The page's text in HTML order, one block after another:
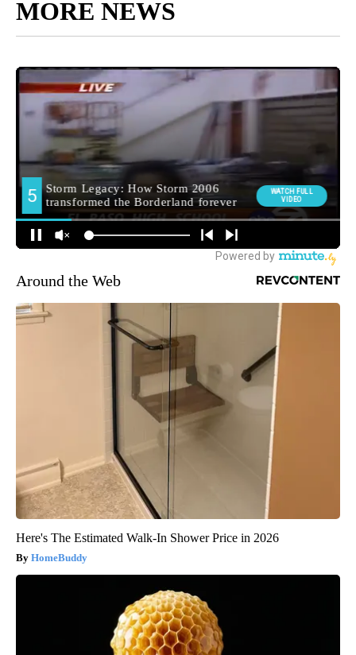
MORE NEWS
Around the Web
Here's The Estimated Walk-In Shower Price in 2026
HomeBuddy